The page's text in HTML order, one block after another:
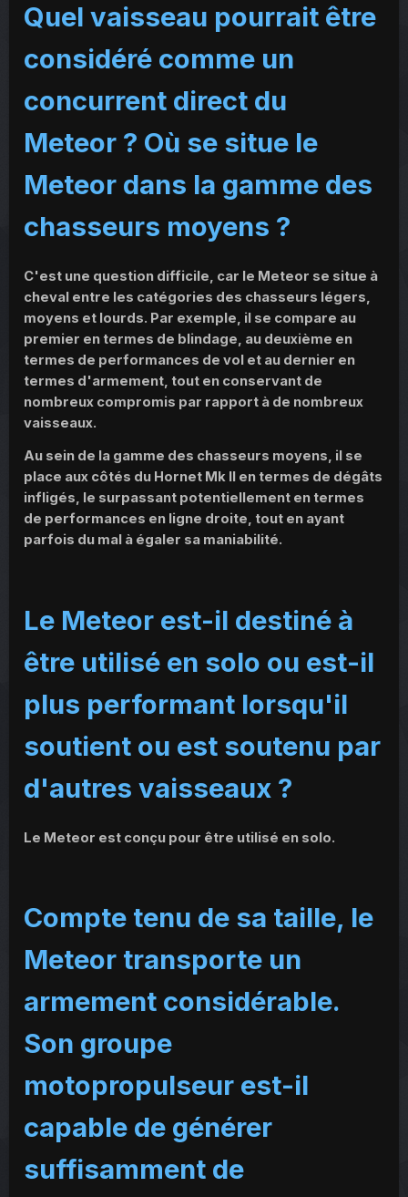
Quel vaisseau pourrait être
considéré comme un
concurrent direct du
Meteor ? Où se situe le
Meteor dans la gamme des
chasseurs moyens ?
C'est une question difficile, car le Meteor se situe à
cheval entre les catégories des chasseurs légers,
moyens et lourds. Par exemple, il se compare au
premier en termes de blindage, au deuxième en
termes de performances de vol et au dernier en
termes d'armement, tout en conservant de
nombreux compromis par rapport à de nombreux
vaisseaux.
Au sein de la gamme des chasseurs moyens, il se
place aux côtés du Hornet Mk II en termes de dégâts
infligés, le surpassant potentiellement en termes
de performances en ligne droite, tout en ayant
parfois du mal à égaler sa maniabilité.
Le Meteor est-il destiné à
être utilisé en solo ou est-il
plus performant lorsqu'il
soutient ou est soutenu par
d'autres vaisseaux ?
Le Meteor est conçu pour être utilisé en solo.
Compte tenu de sa taille, le
Meteor transporte un
armement considérable.
Son groupe
motopropulseur est-il
capable de générer
suffisamment de